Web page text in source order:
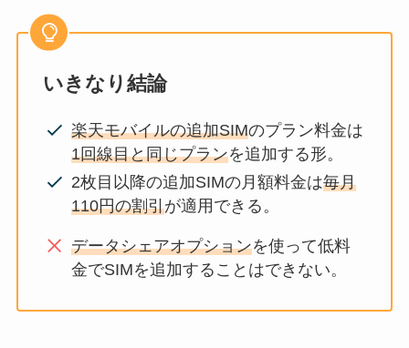
いきなり結論
楽天モバイルの追加SIMのプラン料金は
1回線目と同じプランを追加する形。
2枚目以降の追加SIMの月額料金は毎月
110円の割引が適用できる。
データシェアオプションを使って低料
金でSIMを追加することはできない。